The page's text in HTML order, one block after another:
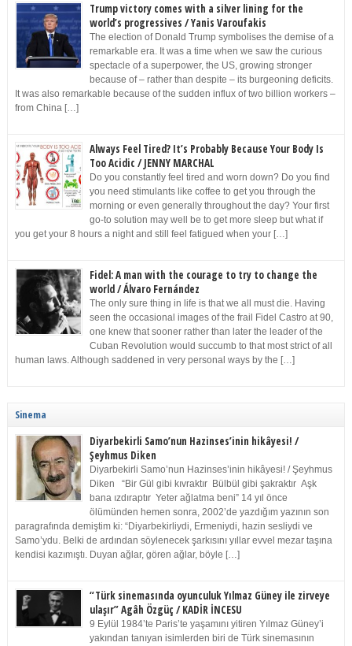
Trump victory comes with a silver lining for the
world’s progressives / Yanis Varoufakis
The election of Donald Trump symbolises the demise of a
remarkable era. It was a time when we saw the curious
spectacle of a superpower, the US, growing stronger
because of – rather than despite – its burgeoning deficits.
It was also remarkable because of the sudden influx of two billion workers –
from China […]
Always Feel Tired? It’s Probably Because Your Body Is
Too Acidic / JENNY MARCHAL
Do you constantly feel tired and worn down? Do you find
you need stimulants like coffee to get you through the
morning or even generally throughout the day? Your first
go-to solution may well be to get more sleep but what if
you get your 8 hours a night and still feel fatigued when your […]
Fidel: A man with the courage to try to change the
world / Álvaro Fernández
The only sure thing in life is that we all must die. Having
seen the occasional images of the frail Fidel Castro at 90,
one knew that sooner rather than later the leader of the
Cuban Revolution would succumb to that most strict of all
human laws. Although saddened in very personal ways by the […]
Sinema
Diyarbekirli Samo’nun Hazinses’inin hikâyesi! /
Şeyhmus Diken
Diyarbekirli Samo’nun Hazinses’inin hikâyesi! / Şeyhmus
Diken “Bir Gül gibi kıvraktır Bülbül gibi şakraktır Aşk
bana ızdıraptır Yeter ağlatma beni” 14 yıl önce
ölümünden hemen sonra, 2002’de yazdığım yazının son
paragrafında demiştim ki: “Diyarbekirliydi, Ermeniydi, hazin sesliydi ve
Samo’ydu. Belki de ardından söylenecek şarkısını yıllar evvel mezar taşına
kendisi kazımıştı. Duyan ağlar, gören ağlar, böyle […]
“Türk sinemasında oyunculuk Yılmaz Güney ile zirveye
ulaşır” Agâh Özgüç / KADİR İNCESU
9 Eylül 1984’te Paris’te yaşamını yitiren Yılmaz Güney’i
yakından tanıyan isimlerden biri de Türk sinemasının